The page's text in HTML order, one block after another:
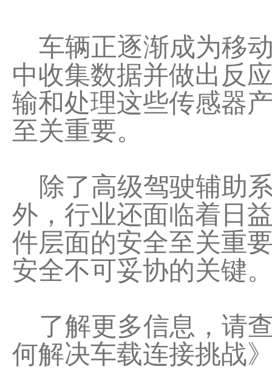
车辆正逐渐成为移
中收集数据并做出反
输和处理这些传感器
至关重要。
除了高级驾驶辅助
外，行业还面临着日
件层面的安全至关重
安全不可妥协的关键
了解更多信息，请
何解决车载连接挑战